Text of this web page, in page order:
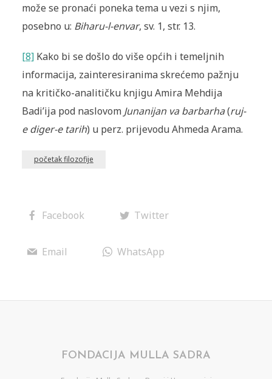
može se pronaći poneka tema u vezi s njim,
posebno u: Biharu-l-envar, sv. 1, str. 13.
[8]Kako bi se došlo do više općih i temeljnih
informacija, zainteresiranima skrećemo pažnju
na kritičko-analitičku knjigu Amira Mehdija
Badi’ija pod naslovom Junanijan va barbarha(ruj-
e diger-e tarih) u perz. prijevodu Ahmeda Arama.
početak filozofije
Facebook Twitter
Email WhatsApp
FONDACIJA MULLA SADRA